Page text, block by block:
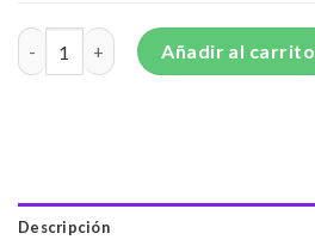
Hermoso arreglo de alcatraz y
Añadir al carrito
Descripción